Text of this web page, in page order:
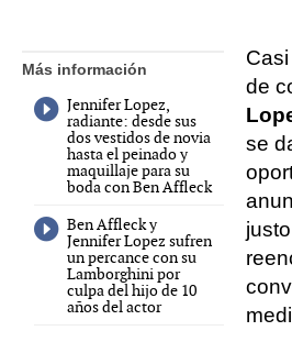
Más información
Jennifer Lopez,
radiante: desde sus
dos vestidos de novia
hasta el peinado y
maquillaje para su
boda con Ben Affleck
Ben Affleck y
Jennifer Lopez sufren
un percance con su
Lamborghini por
culpa del hijo de 10
años del actor
de
se